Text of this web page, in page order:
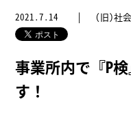
2021.7.14 (旧)社
事業所内で『P
す！